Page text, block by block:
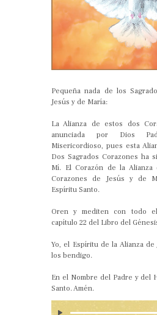
Pequeña nada de los
Jesús y de María:
La Alianza de estos dos
anunciada por Dios
Misericordioso, pues esta
Dos Sagrados Corazones ha
Mí. El Corazón de la Alianza
Corazones de Jesús y de
Espíritu Santo.
Oren y mediten con todo
capítulo 22 del Libro del
Yo, el Espíritu de la Alianza
los bendigo.
En el Nombre del Padre y del
Santo. Amén.